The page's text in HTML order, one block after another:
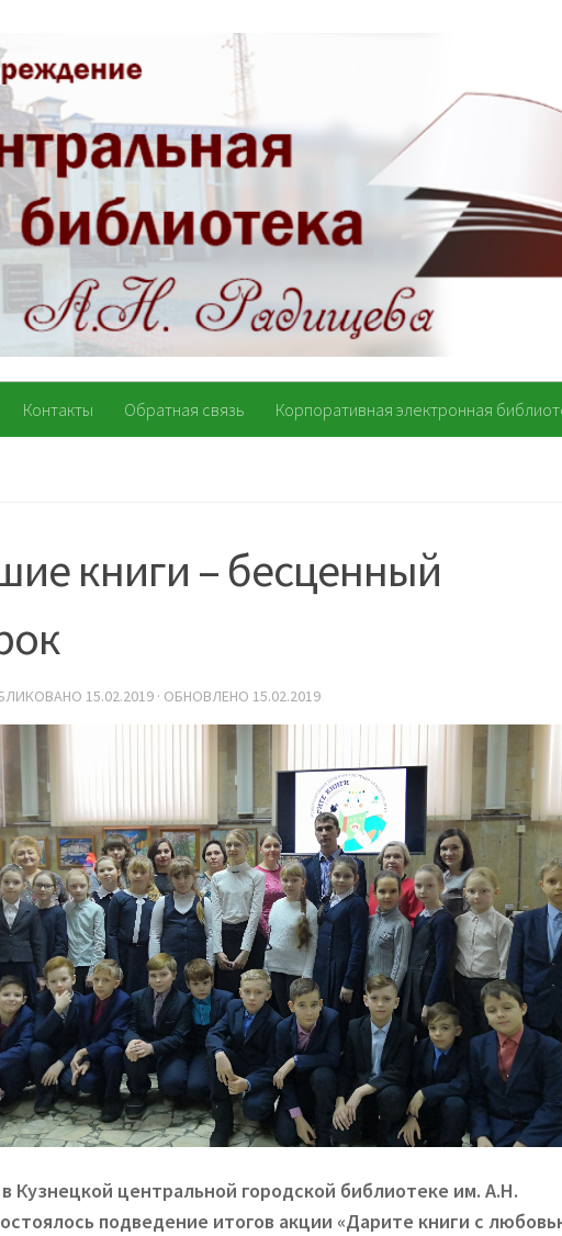
Контакты Обратная связь Корпоративная электронная
книги – бесценный
15.02.2019 · ОБНОВЛЕНО 15.02.2019
Кузнецкой центральной городской библиотеке им. А.Н.
подведение итогов акции «Дарите книги с